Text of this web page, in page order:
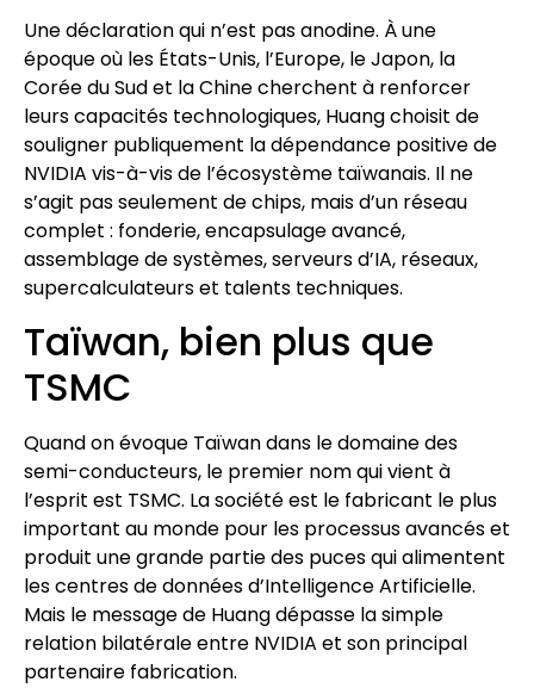
Une déclaration qui n’est pas anodine. À une
époque où les États-Unis, l’Europe, le Japon, la
Corée du Sud et la Chine cherchent à renforcer
leurs capacités technologiques, Huang choisit de
souligner publiquement la dépendance positive de
NVIDIA vis-à-vis de l’écosystème taïwanais. Il ne
s’agit pas seulement de chips, mais d’un réseau
complet : fonderie, encapsulage avancé,
assemblage de systèmes, serveurs d’IA, réseaux,
supercalculateurs et talents techniques.
Taïwan, bien plus que
TSMC
Quand on évoque Taïwan dans le domaine des
semi-conducteurs, le premier nom qui vient à
l’esprit est TSMC. La société est le fabricant le plus
important au monde pour les processus avancés et
produit une grande partie des puces qui alimentent
les centres de données d’Intelligence Artificielle.
Mais le message de Huang dépasse la simple
relation bilatérale entre NVIDIA et son principal
partenaire fabrication.